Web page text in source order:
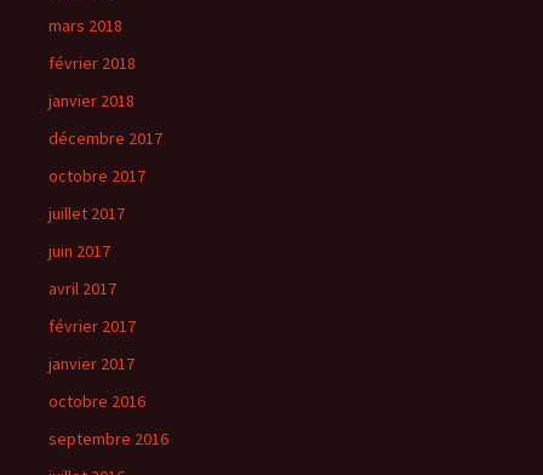
mars 2018
février 2018
janvier 2018
décembre 2017
octobre 2017
juillet 2017
juin 2017
avril 2017
février 2017
janvier 2017
octobre 2016
septembre 2016